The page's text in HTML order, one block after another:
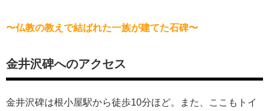
〜仏教の教えで結ばれた一族が建てた石碑〜
金井沢碑へのアクセス
金井沢碑は根小屋駅から徒歩10分ほど。また、ここもトイ